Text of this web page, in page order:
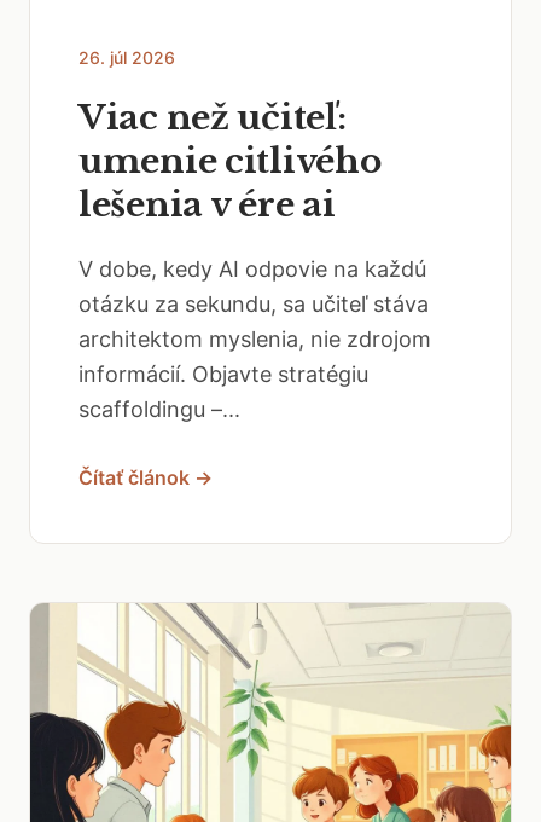
26. júl 2026
Viac než učiteľ:
umenie citlivého
lešenia v ére ai
V dobe, kedy AI odpovie na každú
otázku za sekundu, sa učiteľ stáva
architektom myslenia, nie zdrojom
informácií. Objavte stratégiu
scaffoldingu –...
Čítať článok →